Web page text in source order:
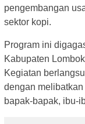
pengembangan
sektor kopi.
Program ini
Kabupaten
Kegiatan
dengan
bapak-bapak, ibu-